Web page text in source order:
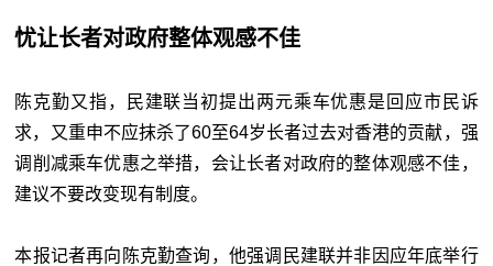
忧让长者对政府整体观感不佳
陈克勤又指，民建联当初提出两元乘车优惠是回应市民诉
求，又重申不应抹杀了60至64岁长者过去对香港的贡献，强
调削减乘车优惠之举措，会让长者对政府的整体观感不佳，
建议不要改变现有制度。
本报记者再向陈克勤查询，他强调民建联并非因应年底举行